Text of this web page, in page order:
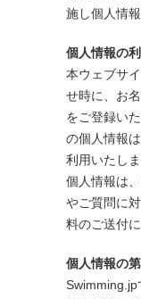
施し個人情
個人情報の
本ウェブサ
せ時に、お
をご登録い
の個人情報
利用いたし
個人情報は
やご質問に
料のご送付
個人情報の
Swimming.jp